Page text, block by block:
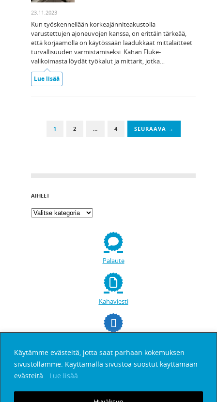
Käytämme evästeitä, jotta saat parhaan kokemuksen
sivustollamme. Käyttämällä sivustoa suostut käyttämään
evästeitä.
Lue lisää
23.11.2023
Kun työskennellään korkeajänniteakustolla
varustettujen ajoneuvojen kanssa, on erittäin tärkeää,
että korjaamolla on käytössään laadukkaat mittalaitteet
turvallisuuden varmistamiseksi. Kahan Fluke-
valikoimasta löydät työkalut ja mittarit, jotka…
Lue lisää
1 2 … 4 SEURAAVA →
AIHEET
Palaute
Kahaviesti